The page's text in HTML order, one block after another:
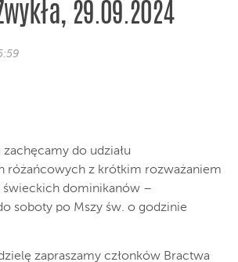
29.09.2024
zachęcamy do udziału
różańcowych z krótkim rozważaniem
świeckich dominikanów –
soboty po Mszy św. o godzinie
zapraszamy członków Bractwa